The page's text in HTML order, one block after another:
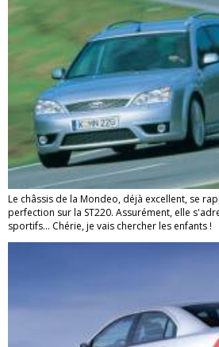
Le châssis de la Mondeo, déjà excellent, se
perfection sur la ST220. Assurément, elle
sportifs... Chérie, je vais chercher les enfants !